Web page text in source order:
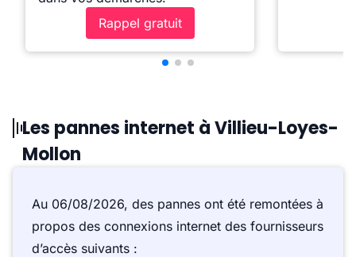
Rappel gratuit
Les pannes internet à Villieu-Loyes-
Mollon
Au 06/08/2026, des pannes ont été remontées à
propos des connexions internet des fournisseurs
d’accès suivants :